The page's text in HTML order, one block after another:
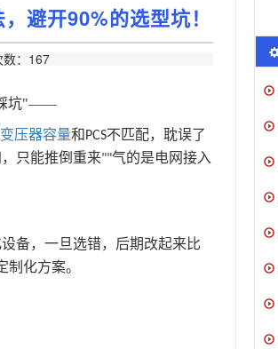
避开90%的选型坑！
数：167
坑"——
变压器容量和PCS不匹配，耽误了
只能推倒重来""气的是电网接入
备，一旦选错，后期改起来比
制化方案。